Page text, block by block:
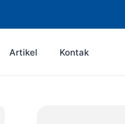
Artikel Kontak